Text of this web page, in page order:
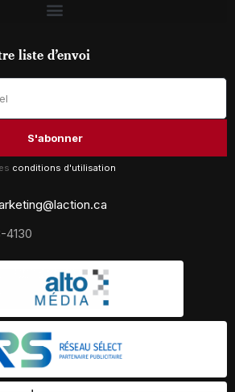
liste d’envoi
conditions d'utilisation
4130